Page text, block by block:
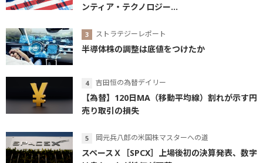
ンティア・テクノロジー...
ストラテジーレポート
半導体株の調整は底値をつけたか
吉田恒の為替デイリー
【為替】120日MA（移動平均線）割れが示す円
売り取引の損失
岡元兵八郎の米国株マスターへの道
スペースＸ［SPCX］上場後初の決算発表、数字